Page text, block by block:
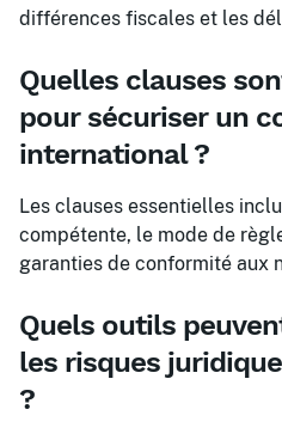
différences fiscales et les
Quelles clauses
pour sécuriser un
international ?
Les clauses essentielles
compétente, le mode de
garanties de conformité aux
Quels outils
les risques
?